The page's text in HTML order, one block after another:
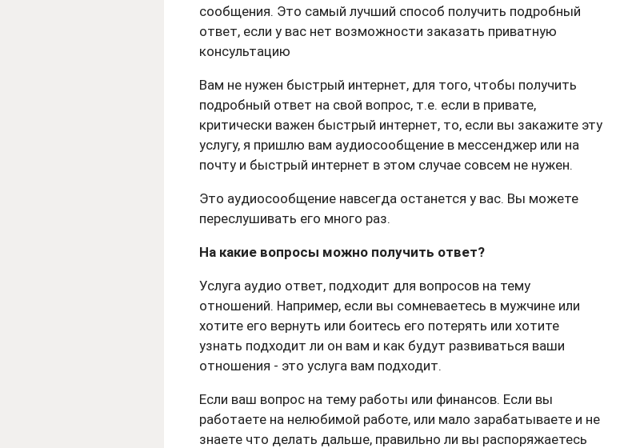
сообщения. Это самый лучший способ получить подробный
ответ, если у вас нет возможности заказать приватную
консультацию
Вам не нужен быстрый интернет, для того, чтобы получить
подробный ответ на свой вопрос, т.е. если в привате,
критически важен быстрый интернет, то, если вы закажите эту
услугу, я пришлю вам аудиосообщение в мессенджер или на
почту и быстрый интернет в этом случае совсем не нужен.
Это аудиосообщение навсегда останется у вас. Вы можете
переслушивать его много раз.
На какие вопросы можно получить ответ?
Услуга аудио ответ, подходит для вопросов на тему
отношений. Например, если вы сомневаетесь в мужчине или
хотите его вернуть или боитесь его потерять или хотите
узнать подходит ли он вам и как будут развиваться ваши
отношения - это услуга вам подходит.
Если ваш вопрос на тему работы или финансов. Если вы
работаете на нелюбимой работе, или мало зарабатываете и не
знаете что делать дальше, правильно ли вы распоряжаетесь